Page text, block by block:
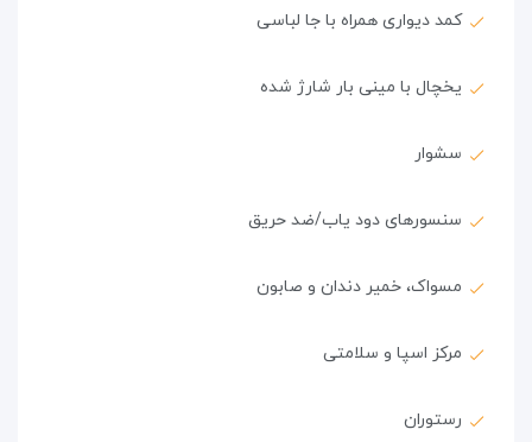
کمد دیواری همراه با جا لباسی
یخچال با مینی بار شارژ شده
سشوار
سنسورهای دود یاب/ضد حریق
مسواک، خمیر دندان و صابون
مرکز اسپا و سلامتی
رستوران